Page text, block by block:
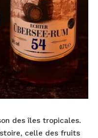
des îles tropicales.
celle des fruits